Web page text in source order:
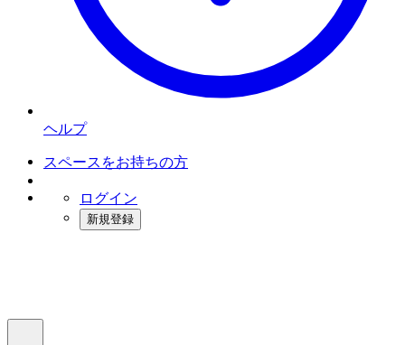
ヘルプ
スペースをお持ちの方
ログイン
新規登録